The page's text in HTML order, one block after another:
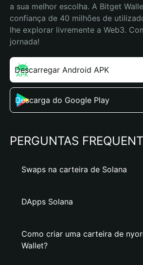
a sua melhor escolha. A Bitget
confiança de 40 milhões de
lhe explorar livremente a Web3.
jornada!
Descarregar Android APK
Descarga do Google Play
PERGUNTAS
Swaps na carteira de Solana
DApps Solana
Como criar uma carteira de
Wallet?